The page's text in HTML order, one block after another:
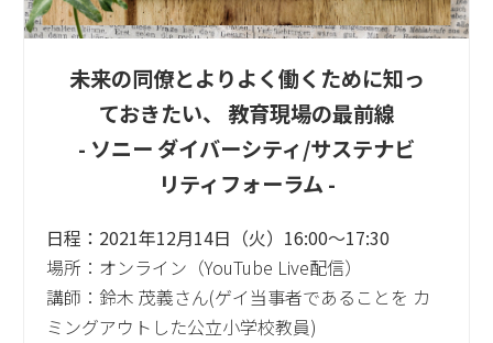
未来の同僚とよりよく働くために知っ
ておきたい、 教育現場の最前線
- ソニー ダイバーシティ/サステナビ
リティフォーラム -
日程：2021年12月14日（火）16:00～17:30
場所：オンライン（YouTube Live配信）
講師：鈴木 茂義さん(ゲイ当事者であることを カ
ミングアウトした公立小学校教員)